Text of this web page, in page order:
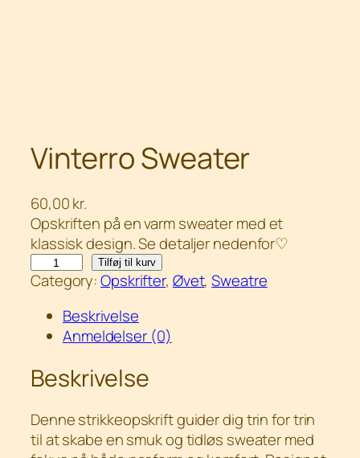
Vinterro Sweater
60,00kr.
Opskriften på en varm sweater med et
klassisk design. Se detaljer nedenfor♡
i
r
S
w
Tilføj til kurv
Category:Opskrifter, Øvet, Sweatre
Beskrivelse
Anmeldelser (0)
Beskrivelse
Denne strikkeopskrift guider dig trin for trin
til at skabe en smuk og tidløs sweater med